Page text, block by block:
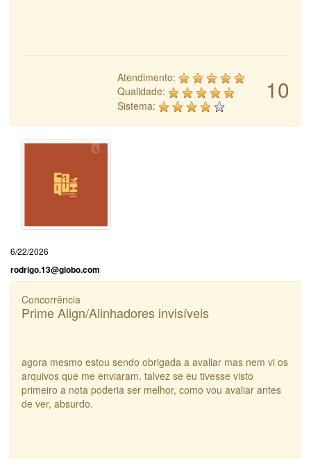
10
Atendimento:
Qualidade:
Sistema:
6/22/2026
rodrigo.13@globo.com
Concorrência
Prime Align/Alinhadores invisíveis
agora mesmo estou sendo obrigada a avaliar mas nem vi os
arquivos que me enviaram. talvez se eu tivesse visto
primeiro a nota poderia ser melhor, como vou avaliar antes
de ver, absurdo.